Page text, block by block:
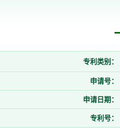
专利类别：
申请号：
申请日期：
专利号：